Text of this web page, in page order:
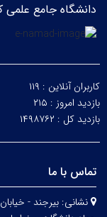
دانشگاه جامع علمی
کاربران آنلاین : ۱۱۹
بازدید امروز : ۲۱۵
بازدید کل : ۱۴۹۸۷۶۲
تماس با ما
نشانی: بیرجند -